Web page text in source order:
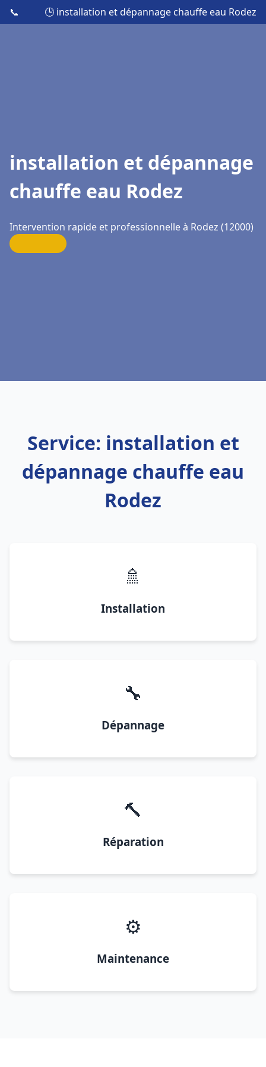
📞 🕒 installation et dépannage chauffe eau Rodez
installation et dépannage
chauffe eau Rodez
Intervention rapide et professionnelle à Rodez (12000)
Service: installation et
dépannage chauffe eau
Rodez
🚿
Installation
🔧
Dépannage
🔨
Réparation
⚙️
Maintenance